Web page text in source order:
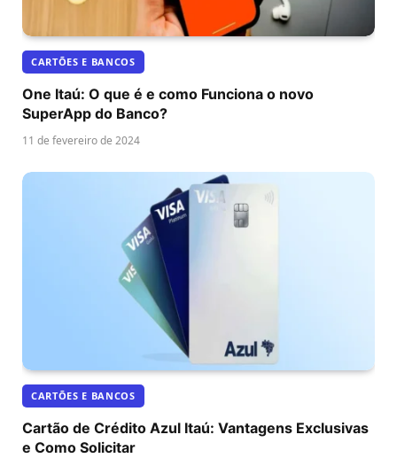
CARTÕES E BANCOS
One Itaú: O que é e como Funciona o novo
SuperApp do Banco?
11 de fevereiro de 2024
CARTÕES E BANCOS
Cartão de Crédito Azul Itaú: Vantagens Exclusivas
e Como Solicitar